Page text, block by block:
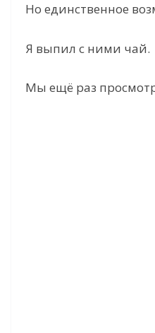
Но единственное
Я выпил с ними чай.
Мы ещё раз